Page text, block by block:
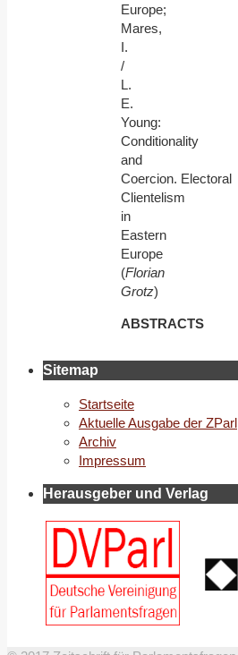
Europe;
Mares,
I.
/
L.
E.
Young:
Conditionality
and
Coercion. Electoral
Clientelism
in
Eastern
Europe
(Florian
Grotz)
ABSTRACTS
Sitemap
Startseite
Aktuelle Ausgabe der ZParl
Archiv
Impressum
Herausgeber und Verlag